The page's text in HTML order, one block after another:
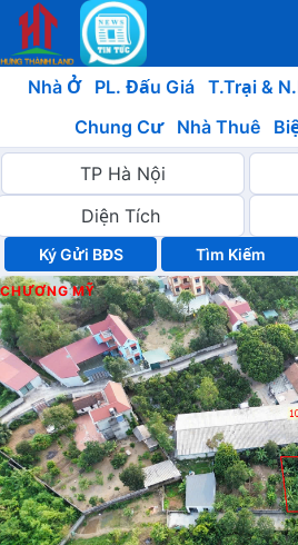
Nhà Ở PL. Đấu Giá T.Trại &
Chung Cư
Nhà Thuê
Ký Gửi BĐS
CHƯƠNG MỸ